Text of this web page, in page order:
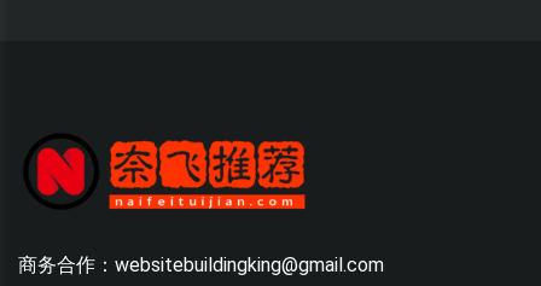
商务合作：websitebuildingking@gmail.com